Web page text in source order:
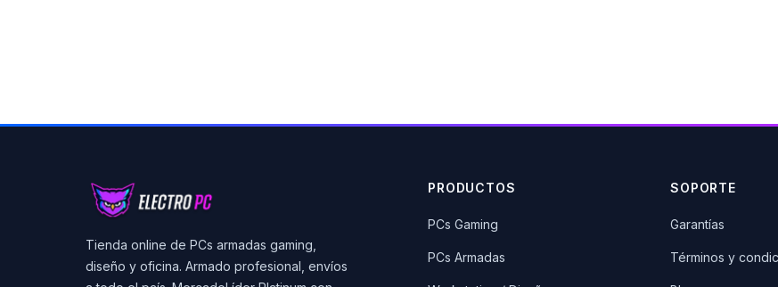
Tienda online de PCs armadas gaming,
diseño y oficina. Armado profesional, envíos
PRODUCTOS
PCs Gaming
PCs Armadas
SOPORTE
Garantías
Términos y